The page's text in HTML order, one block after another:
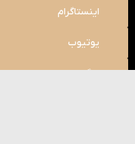
اینستاگرام
یوتیوب
تلگرام